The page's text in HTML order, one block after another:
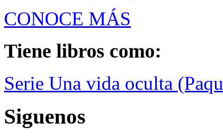
CONOCE MÁS
Tiene libros como:
Serie Una vida oculta
Siguenos